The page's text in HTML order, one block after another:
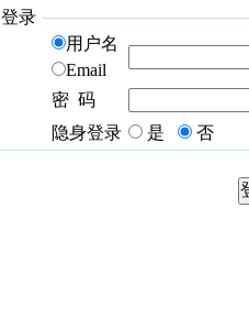
登录
用户名
Email
密 码
隐身登录
是 否